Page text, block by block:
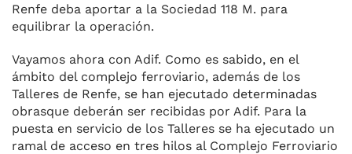
Renfe deba aportar a la Sociedad 118 M. para
equilibrar la operación.
Vayamos ahora con Adif. Como es sabido, en el
ámbito del complejo ferroviario, además de los
Talleres de Renfe, se han ejecutado determinadas
obrasque deberán ser recibidas por Adif. Para la
puesta en servicio de los Talleres se ha ejecutado un
ramal de acceso en tres hilos al Complejo Ferroviario